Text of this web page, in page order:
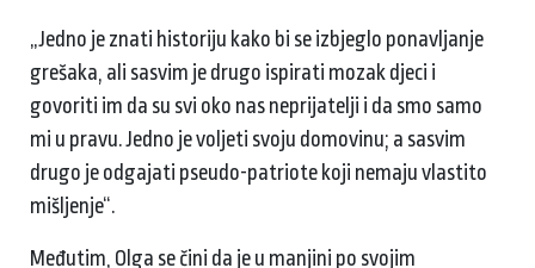
„Jedno je znati historiju kako bi se izbjeglo ponavljanje
grešaka, ali sasvim je drugo ispirati mozak djeci i
govoriti im da su svi oko nas neprijatelji i da smo samo
mi u pravu. Jedno je voljeti svoju domovinu; a sasvim
drugo je odgajati pseudo-patriote koji nemaju vlastito
mišljenje“.
Međutim, Olga se čini da je u manjini po svojim